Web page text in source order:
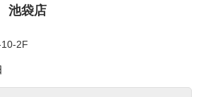
池袋店
2F